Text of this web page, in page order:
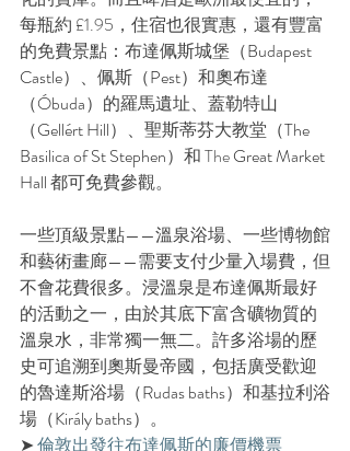
每瓶約 £1.95，住宿也很實惠，還有豐富
的免費景點：布達佩斯城堡（Budapest
Castle）、佩斯（Pest）和奧布達
（Óbuda）的羅馬遺址、蓋勒特山
（Gellért Hill）、聖斯蒂芬大教堂（The
Basilica of St Stephen）和 The Great Market
Hall 都可免費參觀。
一些頂級景點——溫泉浴場、一些博物館
和藝術畫廊——需要支付少量入場費，但
不會花費很多。浸溫泉是布達佩斯最好
的活動之一，由於其底下富含礦物質的
溫泉水，非常獨一無二。許多浴場的歷
史可追溯到奧斯曼帝國，包括廣受歡迎
的魯達斯浴場（Rudas baths）和基拉利浴
場（Király baths）。
➤ 倫敦出發往布達佩斯的廉價機票